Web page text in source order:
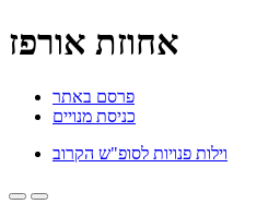
אחוזת אורפז
פרסם באתר
כניסת מנויים
וילות פנויות לסופ"ש הקרוב